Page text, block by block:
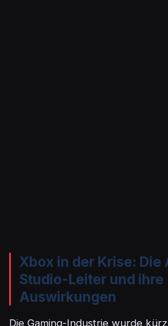
Xbox in der Krise: Die
Studio-Leiter und ihre
Auswirkungen
Die Gaming-Industrie wurde